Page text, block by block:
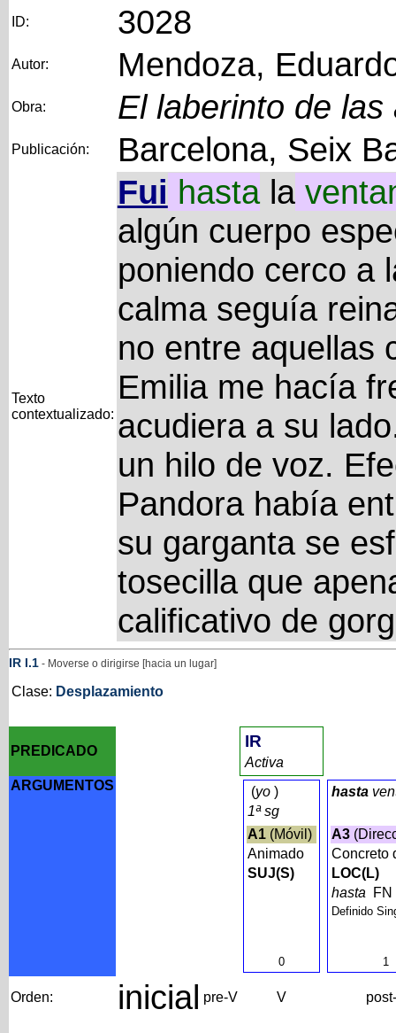
ID: 3028
Autor: Mendoza,
Obra: El laberinto de las
Publicación: Barcelona, Seix
Texto
contextualizado:
Fui hastala
algún cuerpo
poniendo cerco a
calma seguía
no entre aquellas
Emilia me hacía
acudiera a su
un hilo de voz.
Pandora había
su garganta se
tosecilla que
calificativo de
IR I.1- Moverse o dirigirse [hacia un lugar]
Clase: Desplazamiento
PREDICADO
IR
Activa
ARGUMENTOS
(yo)
1ª sg
A1(Móvil)
Animado
SUJ(S)
0
hasta
A3
Concreto
LOC(L)
hasta
FN
Definido
1
Orden: inicial pre-V V